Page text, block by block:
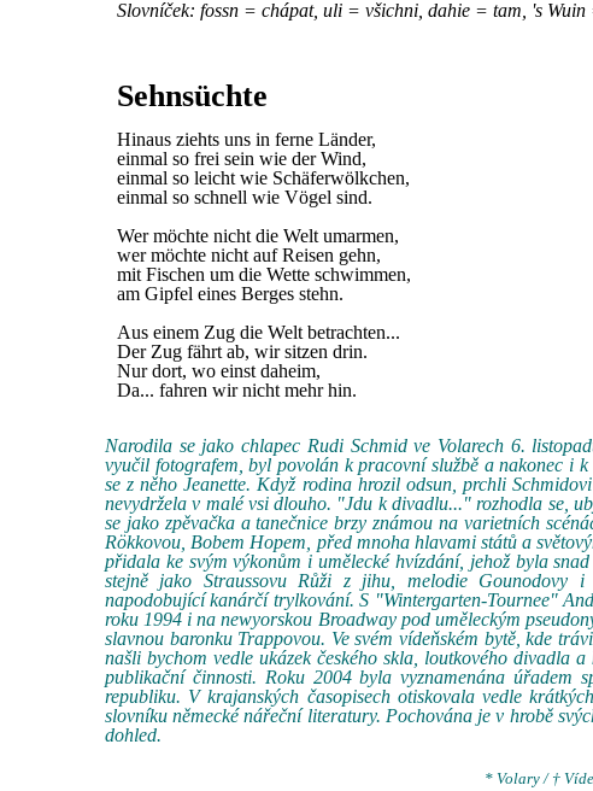
Slovníček: fossn = chápat, uli = všichni, dahie = tam, 's
Sehnsüchte
Hinaus ziehts uns in ferne Länder,
einmal so frei sein wie der Wind,
einmal so leicht wie Schäferwölkchen,
einmal so schnell wie Vögel sind.
Wer möchte nicht die Welt umarmen,
wer möchte nicht auf Reisen gehn,
mit Fischen um die Wette schwimmen,
am Gipfel eines Berges stehn.
Aus einem Zug die Welt betrachten...
Der Zug fährt ab, wir sitzen drin.
Nur dort, wo einst daheim,
Da... fahren wir nicht mehr hin.
Narodila se jako chlapec Rudi Schmid ve Volarech 6.
vyučil fotografem, byl povolán k pracovní službě a nakonec i
se z něho Jeanette. Když rodina hrozil odsun, prchli
nevydržela v malé vsi dlouho. "Jdu k divadlu..." rozhodla se,
se jako zpěvačka a tanečnice brzy známou na varietních
Rökkovou, Bobem Hopem, před mnoha hlavami států a
přidala ke svým výkonům i umělecké hvízdání, jehož byla
stejně jako Straussovu Růži z jihu, melodie Gounodovy
napodobující kanárčí trylkování. S "Wintergarten-Tournee"
roku 1994 i na newyorskou Broadway pod uměleckým
slavnou baronku Trappovou. Ve svém vídeňském bytě, kde
našli bychom vedle ukázek českého skla, loutkového divadla
publikační činnosti. Roku 2004 byla vyznamenána úřadem
republiku. V krajanských časopisech otiskovala vedle
slovníku německé nářeční literatury. Pochována je v hrobě
dohled.
* Volary / †